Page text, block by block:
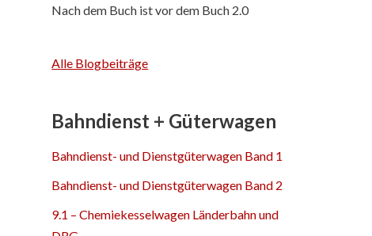
Nach dem Buch ist vor dem Buch 2.0
Alle Blogbeiträge
Bahndienst + Güterwagen
Bahndienst- und Dienstgüterwagen Band 1
Bahndienst- und Dienstgüterwagen Band 2
9.1 – Chemiekesselwagen Länderbahn und